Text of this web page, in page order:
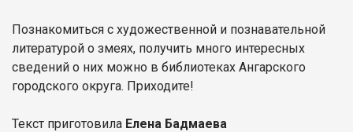
Познакомиться с художественной и познавательной
литературой о змеях, получить много интересных
сведений о них можно в библиотеках Ангарского
городского округа. Приходите!
Текст приготовила Елена Бадмаева